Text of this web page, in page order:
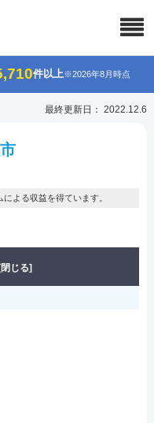
件以上※2026年8月時点
最終更新日： 2022.12.6
よる収益を得ています。
じる]